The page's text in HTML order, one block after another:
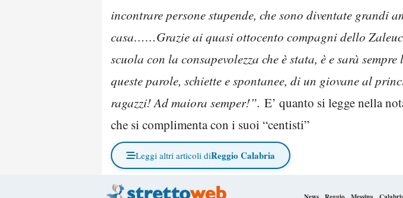
incontrare persone stupende, che sono diventate grandi
casa……Grazie ai quasi ottocento compagni dello
scuola con la consapevolezza che è stata, è e sarà
queste parole, schiette e spontanee, di un giovane al
ragazzi! Ad maiora semper!”. E’ quanto si legge nella
che si complimenta con i suoi “centisti”
Leggi altri articoli diReggio Calabria